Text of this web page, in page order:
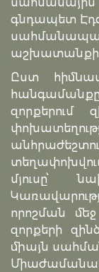
գնդապետ
աշխատանքի
Ըստ
զորքերում
մյուսը՝
որոշման
զորքերի
միայն